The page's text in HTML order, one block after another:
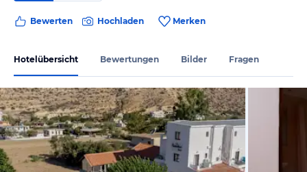
Bewerten Hochladen Merken
Hotelübersicht Bewertungen Bilder Fragen